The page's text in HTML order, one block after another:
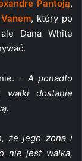
Pantoją,
, który po
Dana White
– A ponadto
walki dostanie
że jego żona i
nie jest walka,